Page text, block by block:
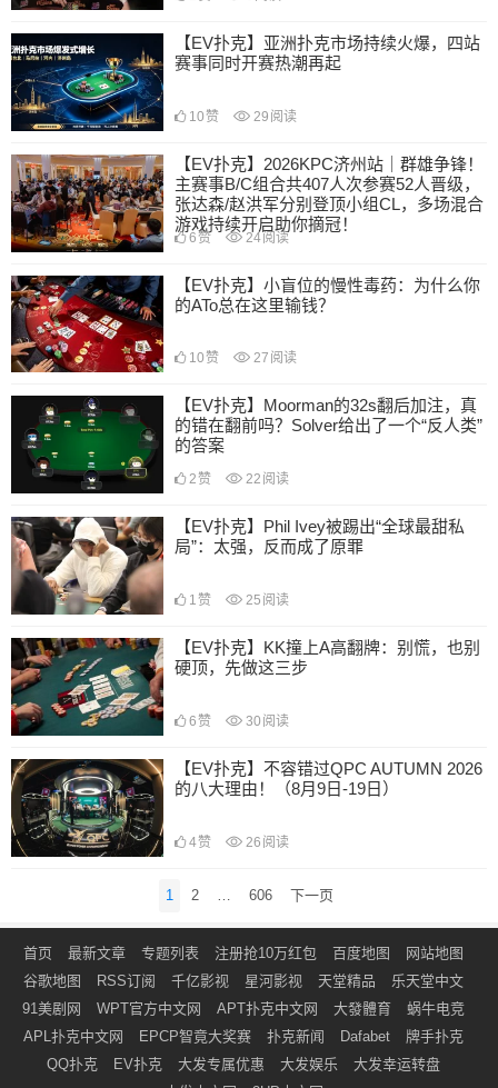
【EV扑克】亚洲扑克市场持续火爆，四站
赛事同时开赛热潮再起
10 赞 29 阅读
【EV扑克】2026KPC济州站｜群雄争锋！
主赛事B/C组合共407人次参赛52人晋级，
张达森/赵洪军分别登顶小组CL，多场混合
游戏持续开启助你摘冠！
6 赞 24阅读
【EV扑克】小盲位的慢性毒药：为什么你
的ATo总在这里输钱？
10 赞 27 阅读
【EV扑克】Moorman的32s翻后加注，真
的错在翻前吗？Solver给出了一个“反人类”
的答案
2 赞 22 阅读
【EV扑克】Phil Ivey被踢出“全球最甜私
局”：太强，反而成了原罪
1 赞 25 阅读
【EV扑克】KK撞上A高翻牌：别慌，也别
硬顶，先做这三步
6 赞 30 阅读
【EV扑克】不容错过QPC AUTUMN 2026
的八大理由！（8月9日-19日）
4赞 26 阅读
1 2 … 606 下一页
首页 最新文章 专题列表 注册抢10万红包 百度地图
网站地图
谷歌地图
RSS订阅 千亿影视 星河影视 天堂精品
乐天堂中文
91美剧网
WPT官方中文网 APT扑克中文网 大發體育
蜗牛电竞
APL扑克中文网
EPCP智竟大奖赛 扑克新闻 Dafabet
牌手扑克
QQ扑克
EV扑克 大发专属优惠 大发娱乐
大发幸运转盘